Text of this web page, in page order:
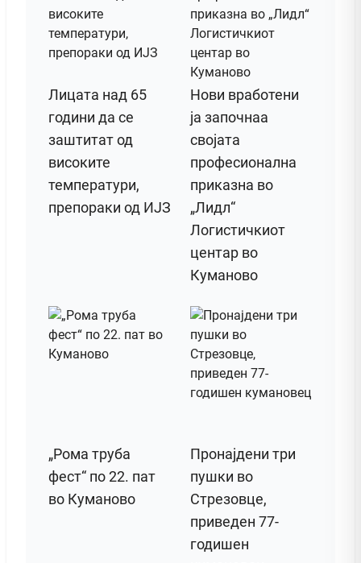
Лицата над 65
години да се
заштитат од
високите
температури,
препораки од ИЈЗ
Нови вработени
ја започнаа
својата
професионална
приказна во
„Лидл“
Логистичкиот
центар во
Куманово
„Рома труба
фест“ по 22. пат
во Куманово
Пронајдени три
пушки во
Стрезовце,
приведен 77-
годишен